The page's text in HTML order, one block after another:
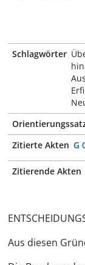
Schlagwörter
Zitierte Akten G
Zitierende Akten
Aus diesen